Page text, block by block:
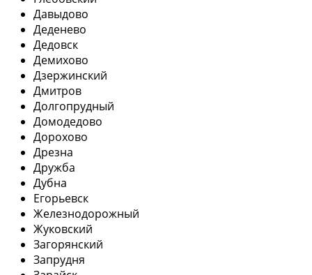
Давыдово
Деденево
Дедовск
Демихово
Дзержинский
Дмитров
Долгопрудный
Домодедово
Дорохово
Дрезна
Дружба
Дубна
Егорьевск
Железнодорожный
Жуковский
Загорянский
Запрудня